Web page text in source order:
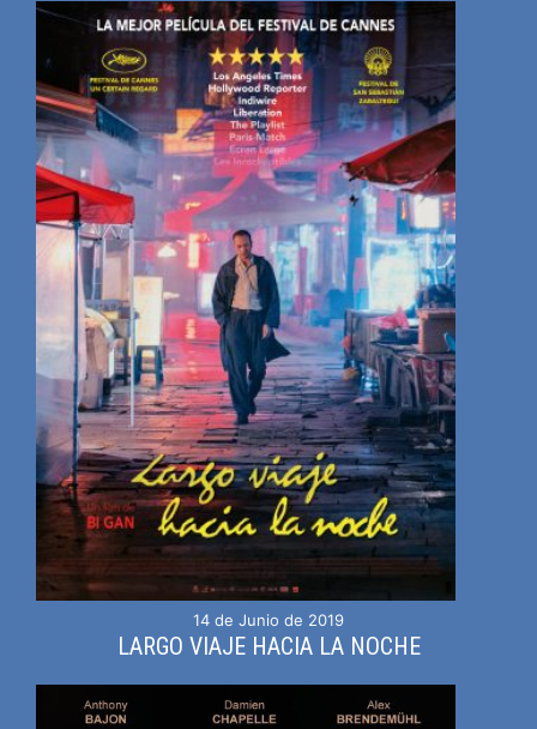
14 de Junio de 2019
LARGO VIAJE HACIA LA NOCHE